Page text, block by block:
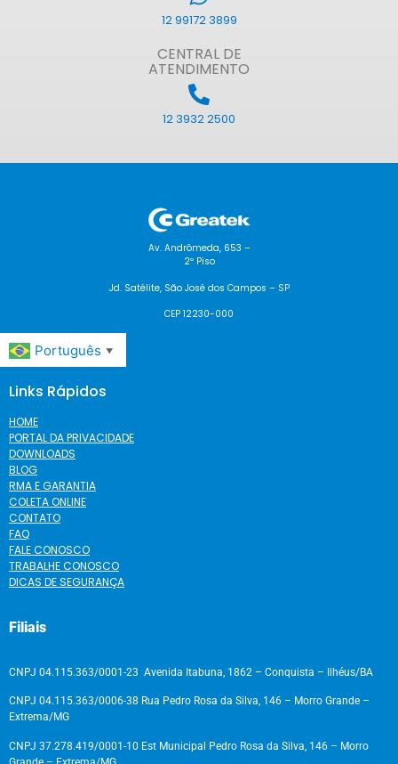
12 99172 3899
CENTRAL DE
ATENDIMENTO
12 3932 2500
Av. Andrômeda, 653 –
2º Piso
Jd. Satélite, São José dos Campos – SP
CEP 12230-000
Português ▼
Links Rápidos
HOME
PORTAL DA PRIVACIDADE
DOWNLOADS
BLOG
RMA E GARANTIA
COLETA ONLINE
CONTATO
FAQ
FALE CONOSCO
TRABALHE CONOSCO
DICAS DE SEGURANÇA
Filiais
CNPJ 04.115.363/0001-23 Avenida Itabuna, 1862 – Conquista – Ilhéus/BA
CNPJ 04.115.363/0006-38 Rua Pedro Rosa da Silva, 146 – Morro Grande –
Extrema/MG
CNPJ 37.278.419/0001-10 Est Municipal Pedro Rosa da Silva, 146 – Morro